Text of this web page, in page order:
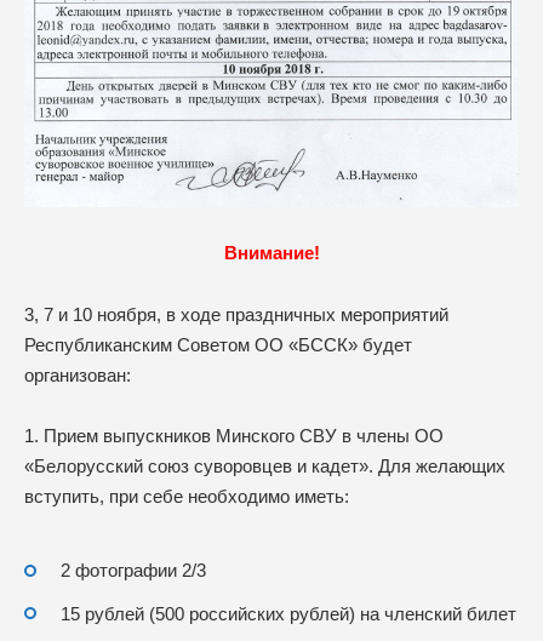
Внимание!
3, 7 и 10 ноября, в ходе праздничных мероприятий
Республиканским Советом ОО «БССК» будет
организован:
1. Прием выпускников Минского СВУ в члены ОО
«Белорусский союз суворовцев и кадет». Для желающих
вступить, при себе необходимо иметь:
2 фотографии 2/3
15 рублей (500 российских рублей) на членский билет